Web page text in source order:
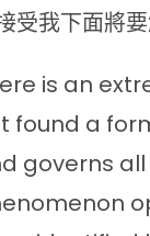
受我下面將
is an
found a
governs